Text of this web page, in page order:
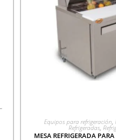
AGREGAR A
Equipos para refrigeración,
Refrigeradas,
MESA REFRIGERADA